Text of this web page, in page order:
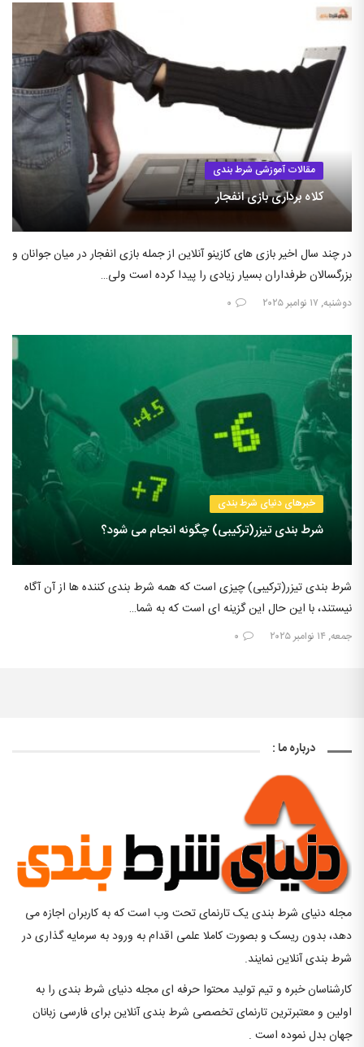
مقالات آموزشی شرط بندی
کلاه برداری بازی انفجار
در چند سال اخیر بازی های کازینو آنلاین از جمله بازی انفجار در میان جوانان و
بزرگسالان طرفداران بسیار زیادی را پیدا کرده است ولی…
دوشنبه, ۱۷ نوامبر ۲۰۲۵ ۰
خبرهای دنیای شرط بندی
شرط بندی تیزر(ترکیبی) چگونه انجام می شود؟
شرط بندی تیزر(ترکیبی) چیزی است که همه شرط بندی کننده ها از آن آگاه
نیستند، با این حال این گزینه ای است که به شما…
جمعه, ۱۴ نوامبر ۲۰۲۵ ۰
درباره ما :
مجله دنیای شرط بندی یک تارنمای تحت وب است که به کاربران اجازه می
دهد، بدون ریسک و بصورت کاملا علمی اقدام به ورود به سرمایه گذاری در
شرط بندی آنلاین نمایند.
کارشناسان خبره و تیم تولید محتوا حرفه ای مجله دنیای شرط بندی را به
اولین و معتبرترین تارنمای تخصصی شرط بندی آنلاین برای فارسی زبانان
جهان بدل نموده است .